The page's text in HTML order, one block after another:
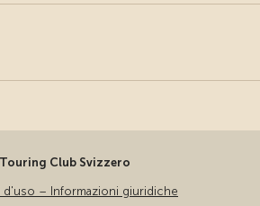
Club Svizzero
d'uso – Informazioni giuridiche